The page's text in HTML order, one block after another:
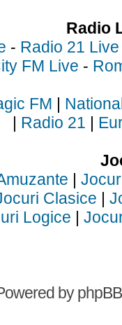
Radio
- Radio 21 Live
FM Live -
FM |
| Radio 21 |
|
Clasice |
Logice |
byphpBB